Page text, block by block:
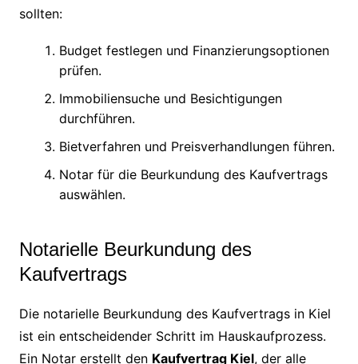
sollten:
Budget festlegen und Finanzierungsoptionen
prüfen.
Immobiliensuche und Besichtigungen
durchführen.
Bietverfahren und Preisverhandlungen führen.
Notar für die Beurkundung des Kaufvertrags
auswählen.
Notarielle Beurkundung des
Kaufvertrags
Die notarielle Beurkundung des Kaufvertrags in Kiel
ist ein entscheidender Schritt im Hauskaufprozess.
Ein Notar erstellt den Kaufvertrag Kiel, der alle